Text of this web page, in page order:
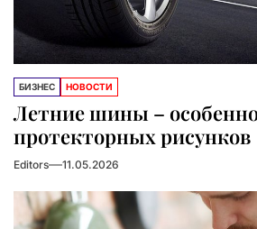
БИЗНЕС НОВОСТИ
Летние шины –
протекторных рисунков
Editors 11.05.2026